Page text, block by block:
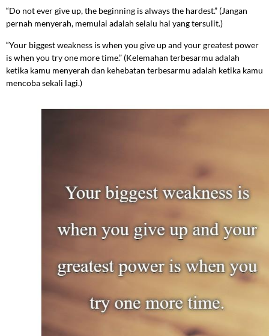
“Do not ever give up, the beginning is always the hardest.” (Jangan
pernah menyerah, memulai adalah selalu hal yang tersulit.)
“Your biggest weakness is when you give up and your greatest power
is when you try one more time.” (Kelemahan terbesarmu adalah
ketika kamu menyerah dan kehebatan terbesarmu adalah ketika kamu
mencoba sekali lagi.)